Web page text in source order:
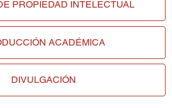
PROPIEDAD INTELECTUAL
ACADÉMICA
DIVULGACIÓN